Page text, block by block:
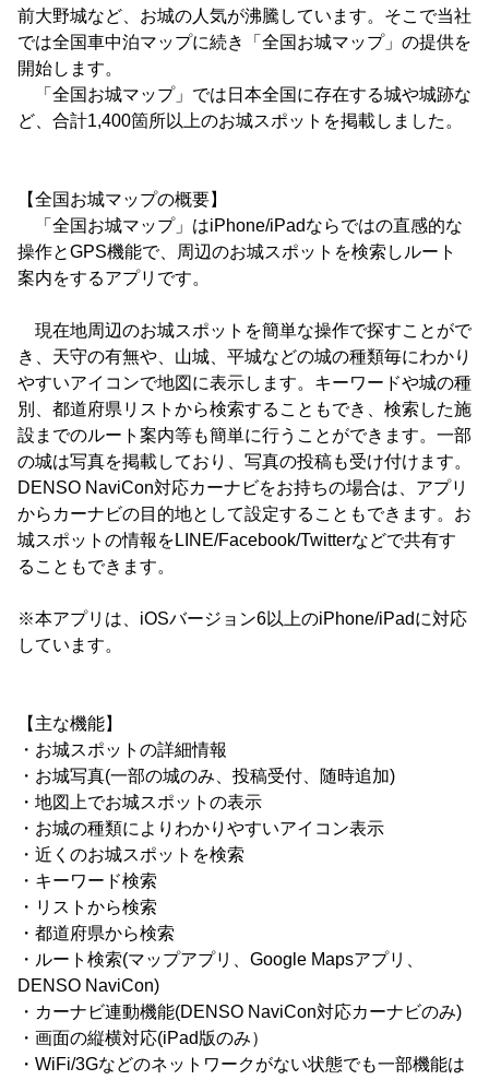
前大野城など、お城の人気が沸騰しています。そこで当社
では全国車中泊マップに続き「全国お城マップ」の提供を
開始します。
「全国お城マップ」では日本全国に存在する城や城跡な
ど、合計1,400箇所以上のお城スポットを掲載しました。
【全国お城マップの概要】
「全国お城マップ」はiPhone/iPadならではの直感的な
操作とGPS機能で、周辺のお城スポットを検索しルート
案内をするアプリです。
現在地周辺のお城スポットを簡単な操作で探すことがで
き、天守の有無や、山城、平城などの城の種類毎にわかり
やすいアイコンで地図に表示します。キーワードや城の種
別、都道府県リストから検索することもでき、検索した施
設までのルート案内等も簡単に行うことができます。一部
の城は写真を掲載しており、写真の投稿も受け付けます。
DENSO NaviCon対応カーナビをお持ちの場合は、アプリ
からカーナビの目的地として設定することもできます。お
城スポットの情報をLINE/Facebook/Twitterなどで共有す
ることもできます。
※本アプリは、iOSバージョン6以上のiPhone/iPadに対応
しています。
【主な機能】
・お城スポットの詳細情報
・お城写真(一部の城のみ、投稿受付、随時追加)
・地図上でお城スポットの表示
・お城の種類によりわかりやすいアイコン表示
・近くのお城スポットを検索
・キーワード検索
・リストから検索
・都道府県から検索
・ルート検索(マップアプリ、Google Mapsアプリ、
DENSO NaviCon)
・カーナビ連動機能(DENSO NaviCon対応カーナビのみ)
・画面の縦横対応(iPad版のみ）
・WiFi/3Gなどのネットワークがない状態でも一部機能は